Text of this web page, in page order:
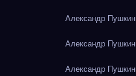
Александр
Александр
Александр